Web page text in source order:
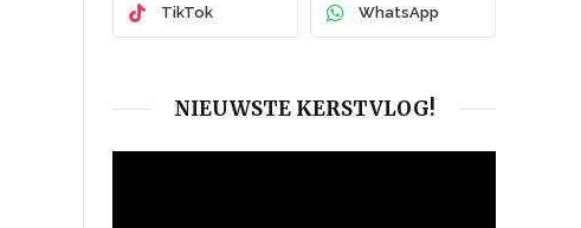
TikTok WhatsApp
NIEUWSTE KERSTVLOG!